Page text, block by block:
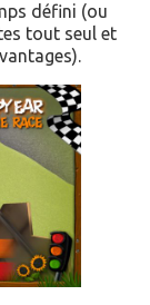
défini (ou
tout seul et